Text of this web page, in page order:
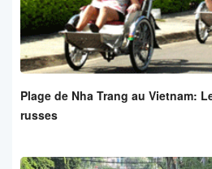
Plage de Nha Trang au Vietnam:
russes